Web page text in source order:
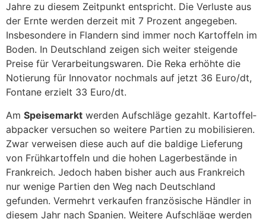
Jahre zu diesem Zeit­punkt entspricht. Die Verluste aus
der Ernte werden derzeit mit 7 Prozent ange­geben.
Insbe­son­dere in Flan­dern sind immer noch Kartof­feln im
Boden. In Deutsch­land zeigen sich weiter stei­gende
Preise für Verar­bei­tungs­waren. Die Reka erhöhte die
Notie­rung für Inno­vator noch­mals auf jetzt 36 Euro/dt,
Fontane erzielt 33 Euro/dt.
Am Spei­se­markt werden Aufschläge gezahlt. Kartof­fel­
ab­pa­cker versu­chen so weitere Partien zu mobi­li­sieren.
Zwar verweisen diese auch auf die baldige Liefe­rung
von Früh­kar­tof­feln und die hohen Lager­be­stände in
Frank­reich. Jedoch haben bisher auch aus Frank­reich
nur wenige Partien den Weg nach Deutsch­land
gefunden. Vermehrt verkaufen fran­zö­si­sche Händler in
diesem Jahr nach Spanien. Weitere Aufschläge werden